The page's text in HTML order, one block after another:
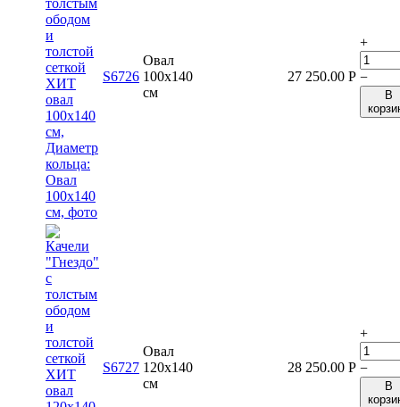
S6726
Овал
100x140
см
27 250.00 Р
+
−
В
S6727
Овал
120x140
см
28 250.00 Р
+
−
В